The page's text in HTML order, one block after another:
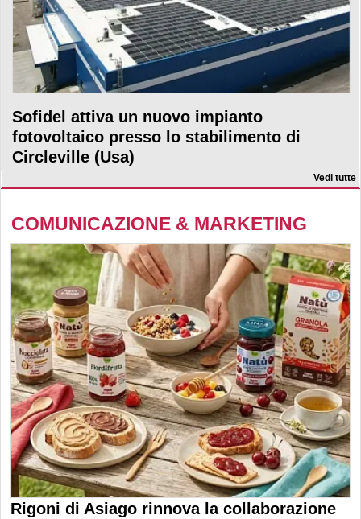
Sofidel attiva un nuovo impianto
fotovoltaico presso lo stabilimento di
Circleville (Usa)
Vedi tutte
COMUNICAZIONE & MARKETING
Rigoni di Asiago rinnova la collaborazione